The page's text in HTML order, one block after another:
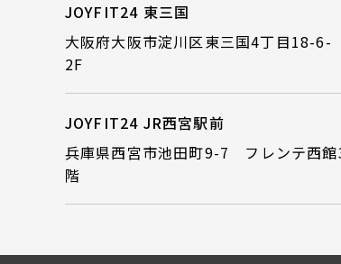
JOYFIT24 東三国
大阪府大阪市淀川区東三国4丁目18-6-
2F
JOYFIT24 JR西宮駅前
兵庫県西宮市池田町9-7 フレンテ西館
階